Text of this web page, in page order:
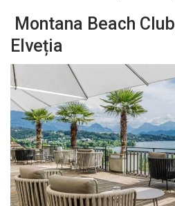
Montana Beach
Elveția